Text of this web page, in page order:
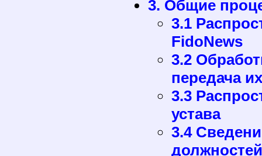
3. Общие
3.1
FidoNews
3.2
передача
3.3
устава
3.4
должностей